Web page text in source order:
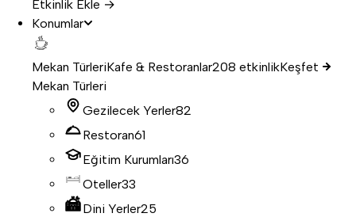
Etkinlik Ekle →
Konumlar
Mekan TürleriKafe & Restoranlar208 etkinlikKeşfet
Mekan Türleri
Gezilecek Yerler82
Restoran61
Eğitim Kurumları36
Oteller33
Dini Yerler25